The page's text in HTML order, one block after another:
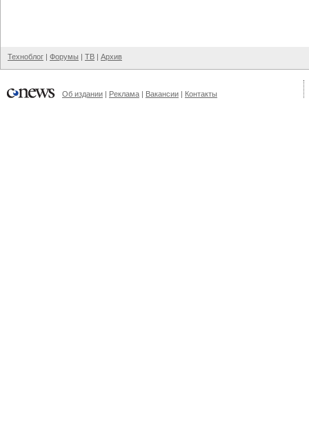
Техноблог | Форумы | ТВ | Архив
Об издании | Реклама | Вакансии | Контакты